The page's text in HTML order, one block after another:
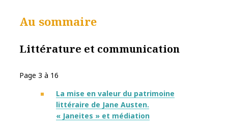
Au sommaire
Littérature et communication
Page 3 à 16
La mise en valeur du patrimoine
littéraire de Jane Austen.
« Janeites » et médiation